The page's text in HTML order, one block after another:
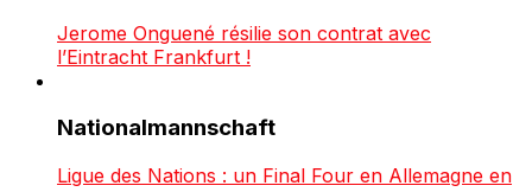
Jerome Onguené résilie son contrat avec
l’Eintracht Frankfurt !
Nationalmannschaft
Ligue des Nations : un Final Four en Allemagne en